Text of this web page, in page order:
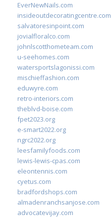
EverNewNails.com
insideoutdecoratingcentre.com
salvatoresinpoint.com
jovialfloralco.com
johnlscotthometeam.com
u-seehomes.com
watersportslagonissi.com
mischieffashion.com
eduwyre.com
retro-interiors.com
theblvd-boise.com
fpet2023.org
e-smart2022.org
ngrc2022.org
leesfamilyfoods.com
lewis-lewis-cpas.com
eleontennis.com
cyetus.com
bradfordshops.com
almadenranchsanjose.com
advocatevijay.com